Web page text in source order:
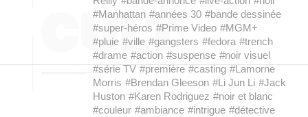
#Manhattan #années 30 #bande dessinée
#super-héros #Prime Video #MGM+
#pluie #ville #gangsters #fedora #trench
#drame #action #suspense #noir visuel
#série TV #première #casting #Lamorne
Morris #Brendan Gleeson #Li Jun Li #Jack
Huston #Karen Rodriguez #noir et blanc
#couleur #ambiance #intrigue #détective